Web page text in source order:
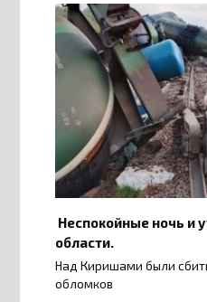
Неспокойные ночь и
области.
Над Киришами были
обломков